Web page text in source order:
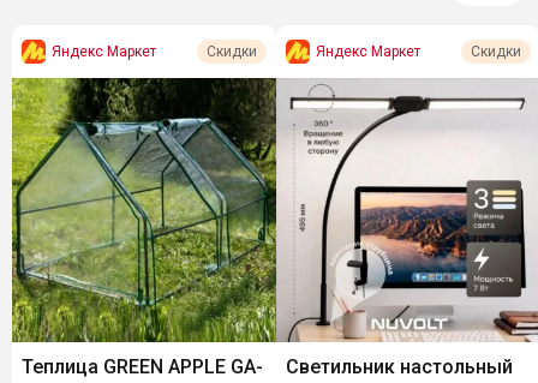
Яндекс Маркет Скидки
Теплица GREEN APPLE GA-
Яндекс Маркет Скидки
Светильник настольный